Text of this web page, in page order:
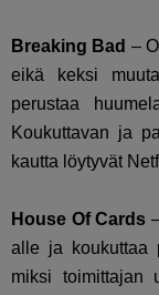
Breaking Bad –
eikä keksi
perustaa
Koukuttavan ja
kautta löytyvät
House Of Cards
alle ja koukuttaa
miksi toimittajan